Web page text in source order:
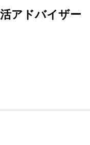
アドバイザー